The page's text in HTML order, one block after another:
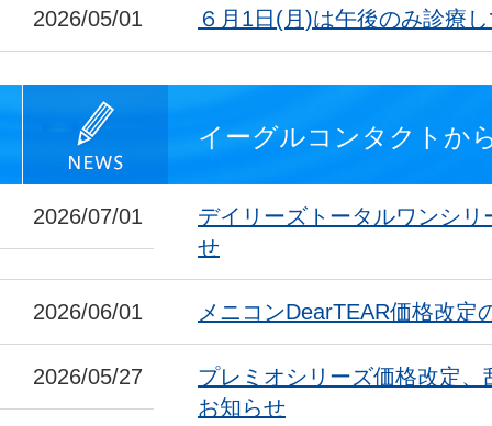
2026/05/01 ６月1日(月)は午後のみ診療
イーグルコンタクトか
2026/07/01
デイリーズトータルワンシ
せ
2026/06/01 メニコンDearTEAR価格改定
2026/05/27
プレミオシリーズ価格改定
お知らせ